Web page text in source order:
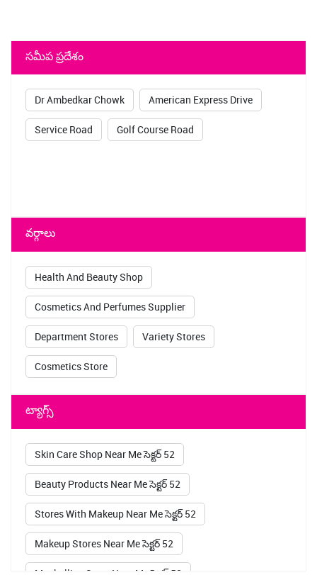
సమీప ప్రదేశం
Dr Ambedkar Chowk American Express Drive
Service Road Golf Course Road
వర్గాలు
Health And Beauty Shop
Cosmetics And Perfumes Supplier
Department Stores Variety Stores
Cosmetics Store
ట్యాగ్స్
Skin Care Shop Near Me సెక్టర్ 52
Beauty Products Near Me సెక్టర్ 52
Stores With Makeup Near Me సెక్టర్ 52
Makeup Stores Near Me సెక్టర్ 52